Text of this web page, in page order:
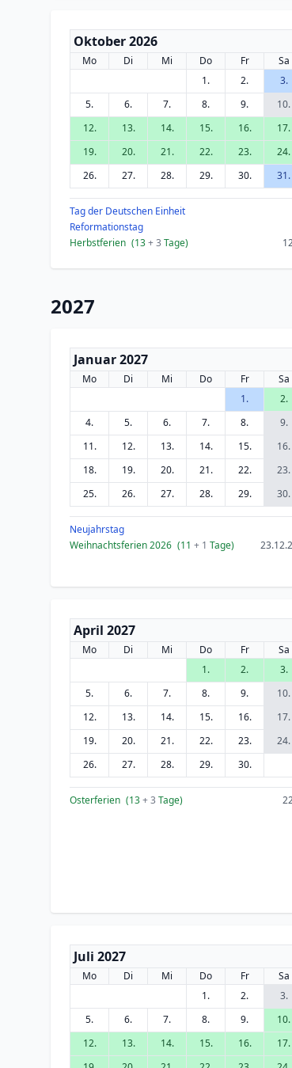
Oktober 2026
Mo Di Mi Do Fr Sa
1.
2. 3.
5.
6. 7. 8. 9. 10.
12.
13. 14. 15. 16. 17.
19.
20. 21. 22. 23. 24.
26.
27. 28. 29. 30. 31.
Tag der Deutschen Einheit
Reformationstag
Herbstferien (13+ 3 Tage)
2027
Januar 2027
Mo Di Mi Do Fr Sa
1.
2.
4.
5. 6. 7. 8. 9.
11.
12. 13. 14. 15. 16.
18.
19. 20. 21. 22. 23.
25.
26. 27. 28. 29. 30.
Neujahrstag
Weihnachtsferien 2026 (11 + 1 Tage)
April 2027
Mo Di Mi Do Fr Sa
1.
2. 3.
5.
6. 7. 8. 9. 10.
12.
13. 14. 15. 16. 17.
19.
20. 21. 22. 23. 24.
26.
27. 28. 29. 30.
Osterferien (13+ 3 Tage)
Juli 2027
Mo Di Mi Do Fr Sa
1.
2. 3.
5.
6. 7. 8. 9. 10.
12.
13. 14. 15. 16. 17.